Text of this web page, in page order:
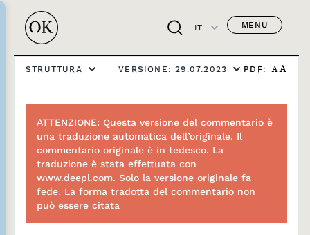
IT MENU
STRUTTURA VERSIONE: 29.07.2023 PDF: A A
ATTENZIONE: Questa versione del commentario è
una traduzione automatica dell’originale. Il
commentario originale è in tedesco. La
traduzione è stata effettuata con
www.deepl.com. Solo la versione originale fa
fede. La forma tradotta del commentario non
può essere citata